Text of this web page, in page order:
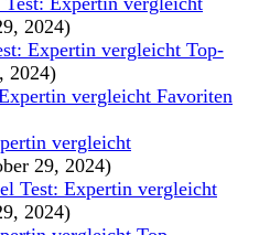
2024)
Expertin vergleicht Top-
2024)
vergleicht Favoriten
vergleicht
29, 2024)
Test: Expertin vergleicht
2024)